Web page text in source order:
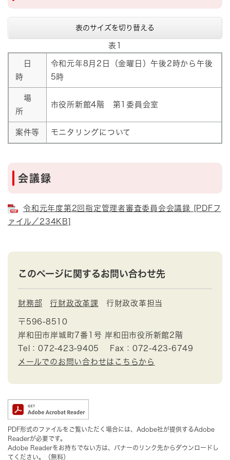
表のサイズを切り替える
表1
日
時
令和元年8月2日（金曜日）午後2時から午後
5時
場
所
市役所新館4階 第1委員会室
案件等 モニタリングについて
会議録
令和元年度第2回指定管理者審査委員会会議録 [PDFフ
ァイル／234KB]
このページに関するお問い合わせ先
財務部 行財政改革課 行財政改革担当
〒596-8510
岸和田市岸城町7番1号 岸和田市役所新館2階
Tel：072-423-9405
Fax：072-423-6749
メールでのお問い合わせはこちらから
PDF形式のファイルをご覧いただく場合には、Adobe社が提供するAdobe
Readerが必要です。
Adobe Readerをお持ちでない方は、バナーのリンク先からダウンロードし
てください。（無料）